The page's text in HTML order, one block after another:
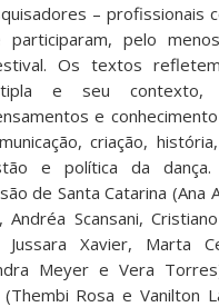
– profissionais
participaram, pelo
Os textos
e seu contexto,
e
criação,
e política da
de Santa Catarina (Ana
Andréa Scansani,
Jussara Xavier, Marta
Meyer e Vera
Rosa e Vanilton